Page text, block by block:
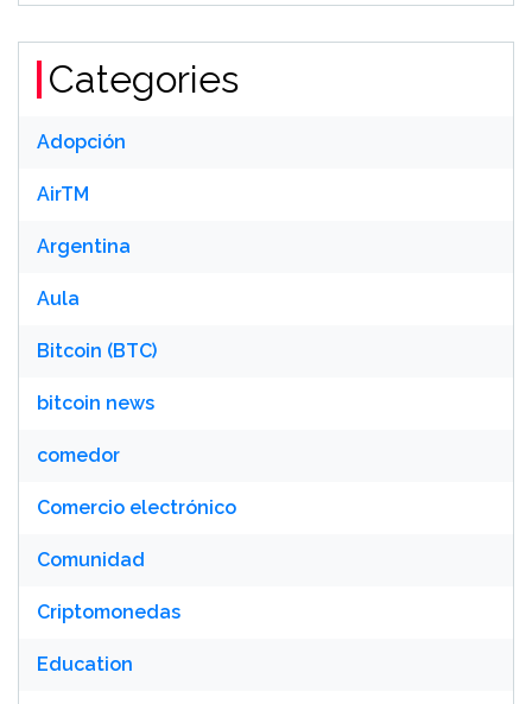
Categories
Adopción
AirTM
Argentina
Aula
Bitcoin (BTC)
bitcoin news
comedor
Comercio electrónico
Comunidad
Criptomonedas
Education